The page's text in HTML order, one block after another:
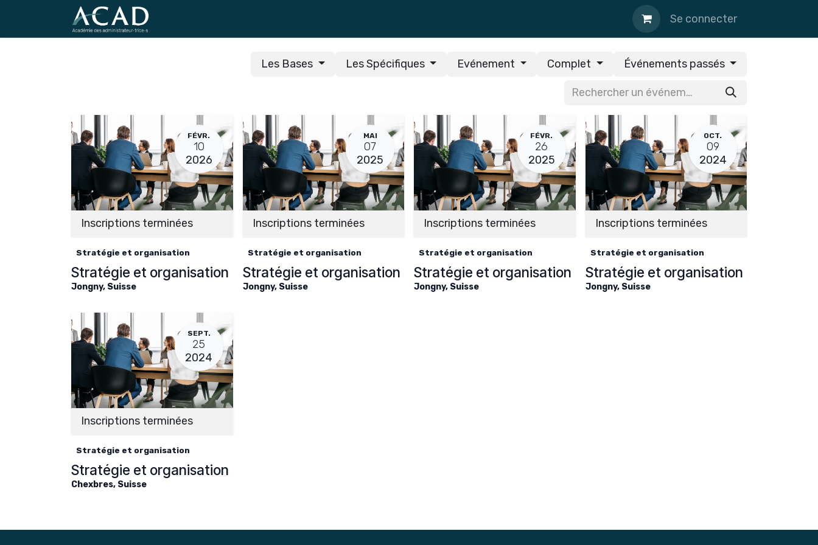
Se rendre au contenu
Se connecter
Les Bases Les Spécifiques Evénement Complet Événements passés
FÉVR.
10
2026
Inscriptions terminées
Stratégie et organisation
Stratégie et organisation
Jongny, Suisse
MAI
07
2025
Inscriptions terminées
Stratégie et organisation
Stratégie et organisation
Jongny, Suisse
FÉVR.
26
2025
Inscriptions terminées
Stratégie et organisation
Stratégie et organisation
Jongny, Suisse
OCT.
09
2024
Inscriptions terminées
Stratégie et organisation
Stratégie et organisation
Jongny, Suisse
SEPT.
25
2024
Inscriptions terminées
Stratégie et organisation
Stratégie et organisation
Chexbres, Suisse